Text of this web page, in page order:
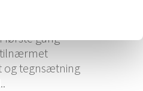
gang
tilnærmet
og tegnsætning